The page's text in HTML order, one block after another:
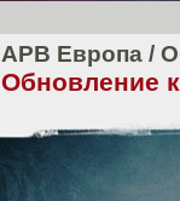
APB Европа /
Обновление